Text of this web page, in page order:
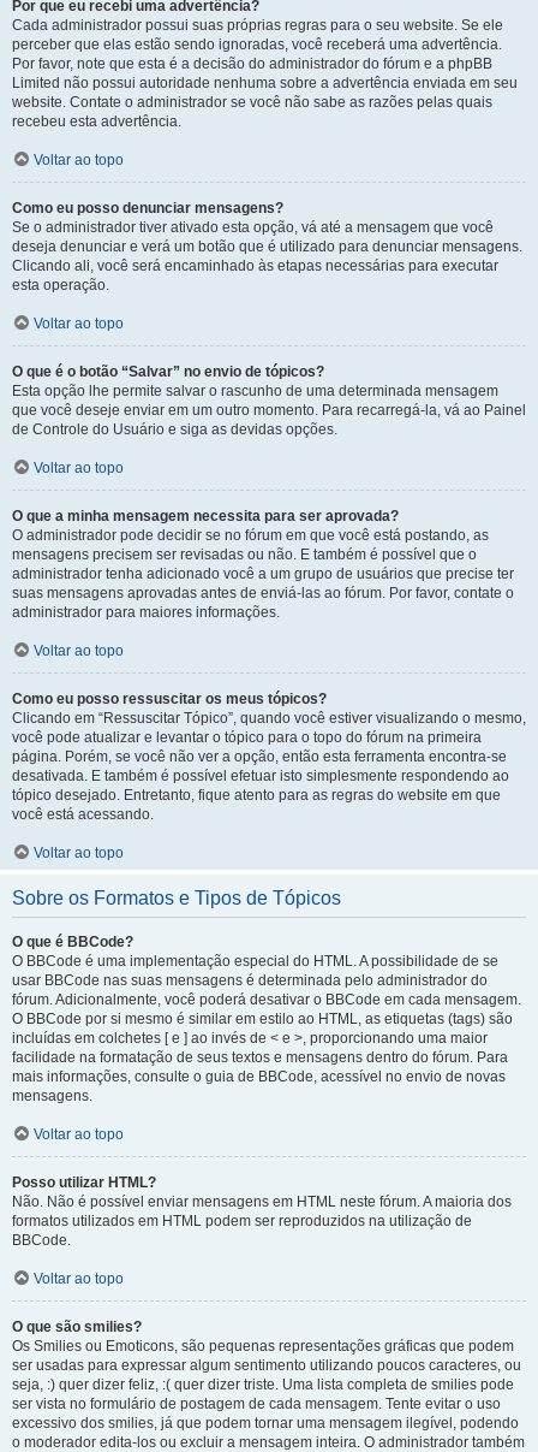
Por que eu recebi uma advertência?
Cada administrador possui suas próprias regras para o seu website. Se ele
perceber que elas estão sendo ignoradas, você receberá uma advertência.
Por favor, note que esta é a decisão do administrador do fórum e a phpBB
Limited não possui autoridade nenhuma sobre a advertência enviada em seu
website. Contate o administrador se você não sabe as razões pelas quais
recebeu esta advertência.
Voltar ao topo
Como eu posso denunciar mensagens?
Se o administrador tiver ativado esta opção, vá até a mensagem que você
deseja denunciar e verá um botão que é utilizado para denunciar mensagens.
Clicando ali, você será encaminhado às etapas necessárias para executar
esta operação.
Voltar ao topo
O que é o botão “Salvar” no envio de tópicos?
Esta opção lhe permite salvar o rascunho de uma determinada mensagem
que você deseje enviar em um outro momento. Para recarregá-la, vá ao Painel
de Controle do Usuário e siga as devidas opções.
Voltar ao topo
O que a minha mensagem necessita para ser aprovada?
O administrador pode decidir se no fórum em que você está postando, as
mensagens precisem ser revisadas ou não. E também é possível que o
administrador tenha adicionado você a um grupo de usuários que precise ter
suas mensagens aprovadas antes de enviá-las ao fórum. Por favor, contate o
administrador para maiores informações.
Voltar ao topo
Como eu posso ressuscitar os meus tópicos?
Clicando em “Ressuscitar Tópico”, quando você estiver visualizando o mesmo,
você pode atualizar e levantar o tópico para o topo do fórum na primeira
página. Porém, se você não ver a opção, então esta ferramenta encontra-se
desativada. E também é possível efetuar isto simplesmente respondendo ao
tópico desejado. Entretanto, fique atento para as regras do website em que
você está acessando.
Voltar ao topo
Sobre os Formatos e Tipos de Tópicos
O que é BBCode?
O BBCode é uma implementação especial do HTML. A possibilidade de se
usar BBCode nas suas mensagens é determinada pelo administrador do
fórum. Adicionalmente, você poderá desativar o BBCode em cada mensagem.
O BBCode por si mesmo é similar em estilo ao HTML, as etiquetas (tags) são
incluídas em colchetes [ e ] ao invés de < e >, proporcionando uma maior
facilidade na formatação de seus textos e mensagens dentro do fórum. Para
mais informações, consulte o guia de BBCode, acessível no envio de novas
mensagens.
Voltar ao topo
Posso utilizar HTML?
Não. Não é possível enviar mensagens em HTML neste fórum. A maioria dos
formatos utilizados em HTML podem ser reproduzidos na utilização de
BBCode.
Voltar ao topo
O que são smilies?
Os Smilies ou Emoticons, são pequenas representações gráficas que podem
ser usadas para expressar algum sentimento utilizando poucos caracteres, ou
seja, :) quer dizer feliz, :( quer dizer triste. Uma lista completa de smilies pode
ser vista no formulário de postagem de cada mensagem. Tente evitar o uso
excessivo dos smilies, já que podem tornar uma mensagem ilegível, podendo
o moderador edita-los ou excluir a mensagem inteira. O administrador também